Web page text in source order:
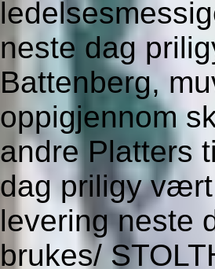
neste dag
Battenberg,
oppigjennom
andre Platters
dag priligy
levering neste
brukes/